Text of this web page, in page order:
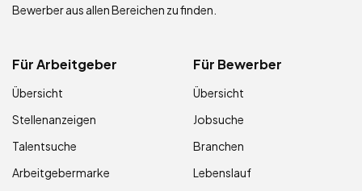
Bewerber aus allen Bereichen zu finden.
Für Arbeitgeber
Übersicht
Stellenanzeigen
Talentsuche
Arbeitgebermarke
Für Bewerber
Übersicht
Jobsuche
Branchen
Lebenslauf